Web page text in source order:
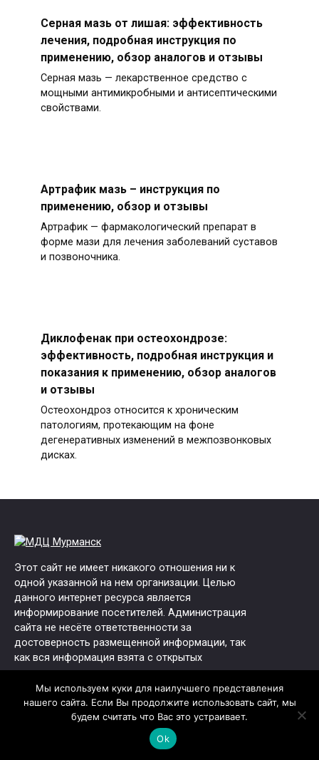
Серная мазь от лишая: эффективность
лечения, подробная инструкция по
применению, обзор аналогов и отзывы
Серная мазь — лекарственное средство с
мощными антимикробными и антисептическими
свойствами.
Артрафик мазь – инструкция по
применению, обзор и отзывы
Артрафик — фармакологический препарат в
форме мази для лечения заболеваний суставов
и позвоночника.
Диклофенак при остеохондрозе:
эффективность, подробная инструкция и
показания к применению, обзор аналогов
и отзывы
Остеохондроз относится к хроническим
патологиям, протекающим на фоне
дегенеративных изменений в межпозвонковых
дисках.
Этот сайт не имеет никакого отношения ни к
одной указанной на нем организации. Целью
данного интернет ресурса является
информирование посетителей. Администрация
сайта не несёте ответственности за
достоверность размещенной информации, так
как вся информация взята с открытых
источников и может со временем устаревать.
Юридические данные:
ОГРН: 1125321003004
Мы используем куки для наилучшего представления
нашего сайта. Если Вы продолжите использовать сайт, мы
будем считать что Вас это устраивает.
Ok